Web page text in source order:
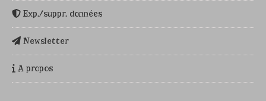
Exp./suppr. données
Newsletter
A propos